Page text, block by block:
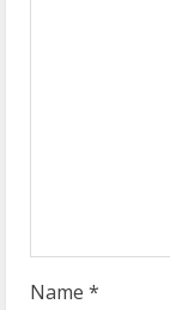
g
Name *